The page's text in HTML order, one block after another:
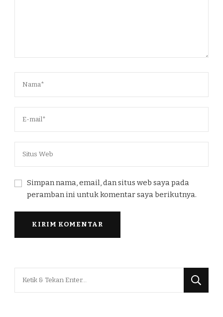
Simpan nama, email, dan situs web saya pada
peramban ini untuk komentar saya berikutnya.
Mencari